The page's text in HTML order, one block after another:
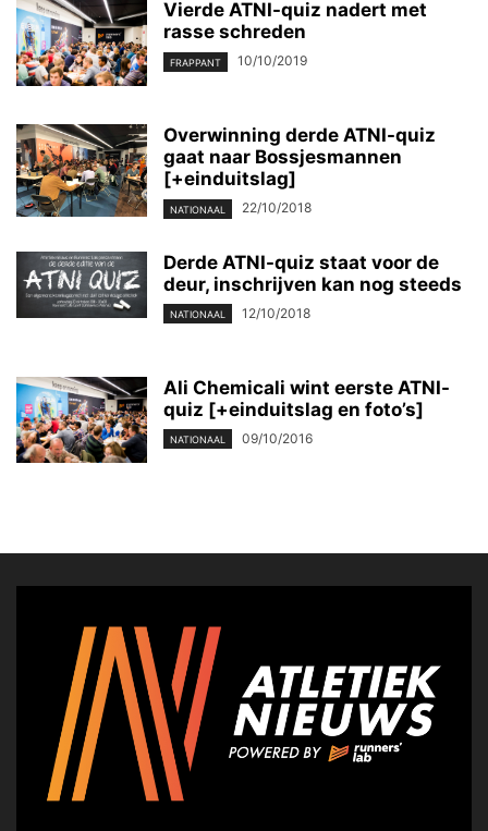
Vierde ATNI-quiz nadert met
rasse schreden
FRAPPANT 10/10/2019
Overwinning derde ATNI-quiz
gaat naar Bossjesmannen
[+einduitslag]
NATIONAAL 22/10/2018
Derde ATNI-quiz staat voor de
deur, inschrijven kan nog steeds
NATIONAAL 12/10/2018
Ali Chemicali wint eerste ATNI-
quiz [+einduitslag en foto’s]
NATIONAAL 09/10/2016